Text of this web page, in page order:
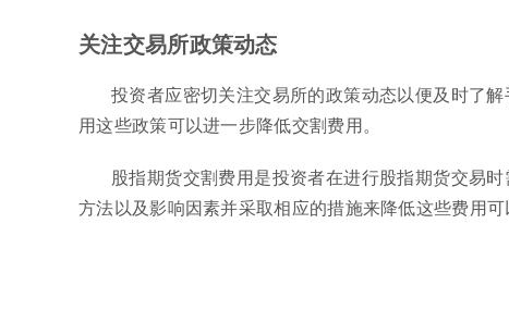
关注交易所政策动态
投资者应密切关注交易所的政策动态以便及时了
用这些政策可以进一步降低交割费用。
股指期货交割费用是投资者在进行股指期货交易
方法以及影响因素并采取相应的措施来降低这些费用